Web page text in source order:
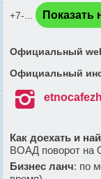
+7-...
Показать
Официальный
Официальный

Как доехать и
ВОАД поворот на
Бизнес ланч: по